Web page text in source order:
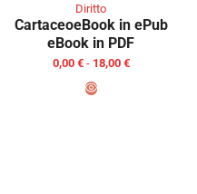
Diritto
CartaceoeBook in ePub
eBook in PDF
0,00 € - 18,00 €